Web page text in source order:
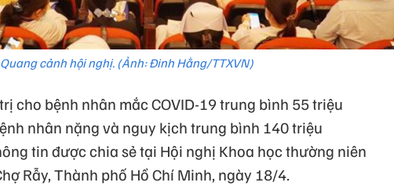
Quang cảnh hội nghị. (Ảnh: Đinh Hằng/TTXVN)
cho bệnh nhân mắc COVID-19 trung bình 55 triệu
nhân nặng và nguy kịch trung bình 140 triệu
tin được chia sẻ tại Hội nghị Khoa học thường niên
Rẫy, Thành phố Hồ Chí Minh, ngày 18/4.